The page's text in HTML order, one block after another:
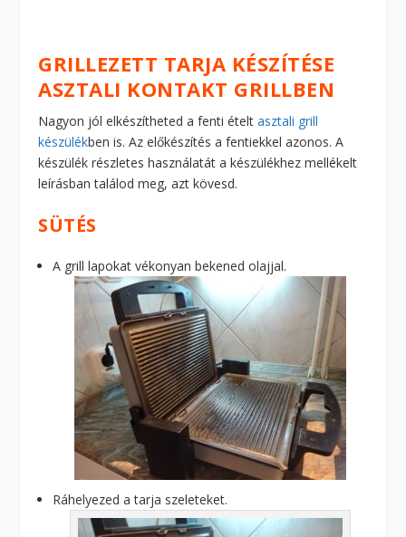
GRILLEZETT TARJA KÉSZÍTÉSE
ASZTALI KONTAKT GRILLBEN
Nagyon jól elkészítheted a fenti ételtasztali grill
készülékben is. Az előkészítés a fentiekkel azonos. A
készülék részletes használatát a készülékhez mellékelt
leírásban találod meg, azt kövesd.
SÜTÉS
A grill lapokat vékonyan bekened olajjal.
Ráhelyezed a tarja szeleteket.